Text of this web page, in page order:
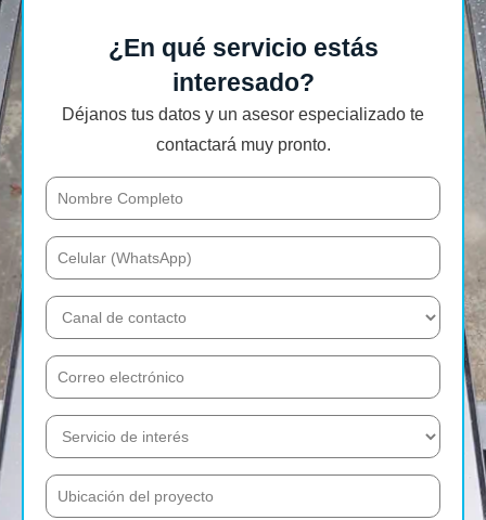
¿En qué servicio estás
interesado?
Déjanos tus datos y un asesor especializado te
contactará muy pronto.